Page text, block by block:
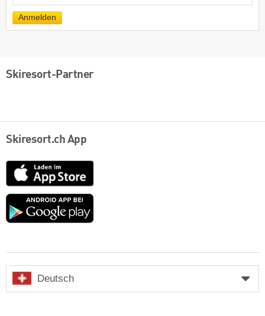
Mail
Anmelden
Skiresort-Partner
Skiresort.ch App
App
Store
Google
Deutsch